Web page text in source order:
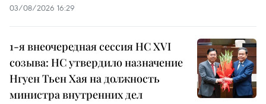
03/08/2026 16:29
1-я внеочередная сессия НС XVI
созыва: НС утвердило назначение
Нгуен Тьен Хая на должность
министра внутренних дел